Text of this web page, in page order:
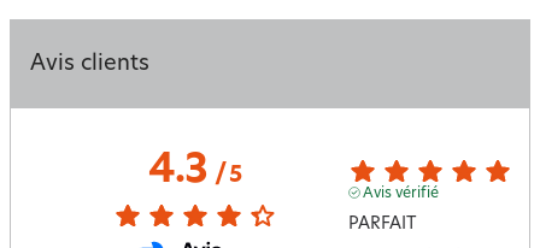
Avis clients
4.3/ 5
Avis vérifié
PARFAIT